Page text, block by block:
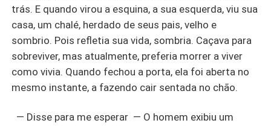
trás. E quando virou a esquina, a sua esquerda, viu sua
casa, um chalé, herdado de seus pais, velho e
sombrio. Pois refletia sua vida, sombria. Caçava para
sobreviver, mas atualmente, preferia morrer a viver
como vivia. Quando fechou a porta, ela foi aberta no
mesmo instante, a fazendo cair sentada no chão.
— Disse para me esperar — O homem exibiu um